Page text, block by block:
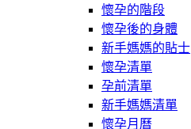
懷孕的階段
懷孕後的身體
新手媽媽的貼士
懷孕清單
孕前清單
新手媽媽清單
懷孕月曆